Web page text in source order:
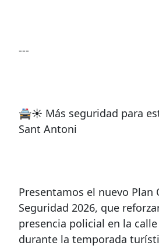
---
🚔☀️ Más seguridad para
Sant Antoni
Presentamos el nuevo Plan
Seguridad 2026, que
presencia policial en la
durante la temporada